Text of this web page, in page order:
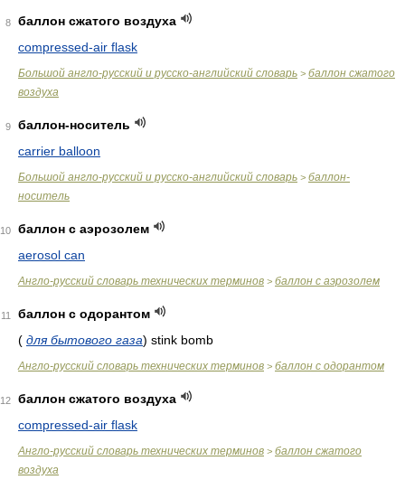
8
баллон сжатого воздуха
compressed-air flask
Большой англо-русский и русско-английский словарь > баллон сжатого
воздуха
9
баллон-носитель
carrier balloon
Большой англо-русский и русско-английский словарь > баллон-
носитель
10
баллон с аэрозолем
aerosol can
Англо-русский словарь технических терминов > баллон с аэрозолем
11
баллон с одорантом
( для бытового газа) stink bomb
Англо-русский словарь технических терминов > баллон с одорантом
12
баллон сжатого воздуха
compressed-air flask
Англо-русский словарь технических терминов > баллон сжатого
воздуха